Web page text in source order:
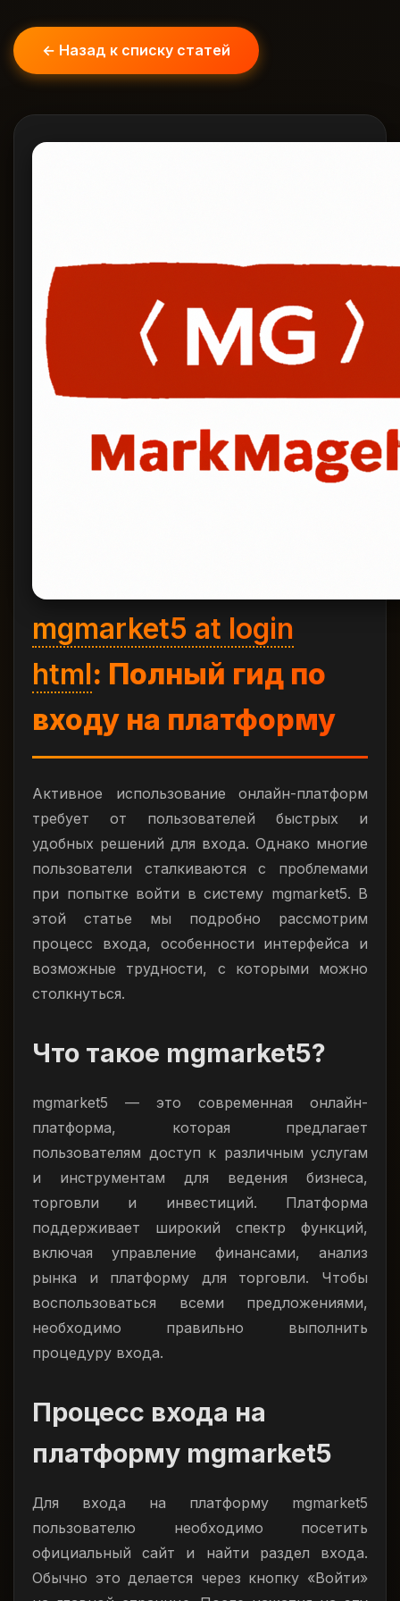
← Назад к списку статей
mgmarket5 at login
html: Полный гид по
входу на платформу
Активное использование онлайн-платформ
требует от пользователей быстрых и
удобных решений для входа. Однако многие
пользователи сталкиваются с проблемами
при попытке войти в систему mgmarket5. В
этой статье мы подробно рассмотрим
процесс входа, особенности интерфейса и
возможные трудности, с которыми можно
столкнуться.
Что такое mgmarket5?
mgmarket5 — это современная онлайн-
платформа, которая предлагает
пользователям доступ к различным услугам
и инструментам для ведения бизнеса,
торговли и инвестиций. Платформа
поддерживает широкий спектр функций,
включая управление финансами, анализ
рынка и платформу для торговли. Чтобы
воспользоваться всеми предложениями,
необходимо правильно выполнить
процедуру входа.
Процесс входа на
платформу mgmarket5
Для входа на платформу mgmarket5
пользователю необходимо посетить
официальный сайт и найти раздел входа.
Обычно это делается через кнопку «Войти»